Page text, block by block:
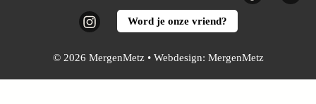
InstagramWord je onze vriend?
© 2026 MergenMetz • Webdesign: MergenMetz